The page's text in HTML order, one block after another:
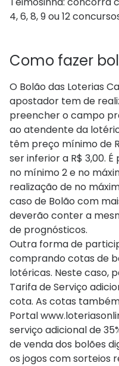
4, 6, 8, 9 ou 12
Como fazer
O Bolão das Loterias
apostador tem de
preencher o campo
ao atendente da
têm preço mínimo de
ser inferior a R$ 3,00.
no mínimo 2 e no
realização de no
caso de Bolão com
deverão conter a
de prognósticos.
Outra forma de
comprando cotas de
lotéricas. Neste caso,
Tarifa de Serviço
cota. As cotas
Portal
serviço adicional de
de venda dos bolões
os jogos com sorteios